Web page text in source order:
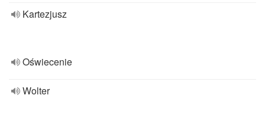
Kartezjusz
Oświecenie
Wolter